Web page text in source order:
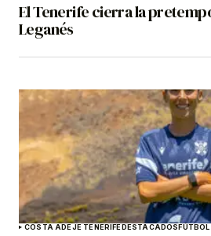
El Tenerife cierra la
Leganés
COSTA ADEJE TENERIFE DESTACADOS FÚTBOL